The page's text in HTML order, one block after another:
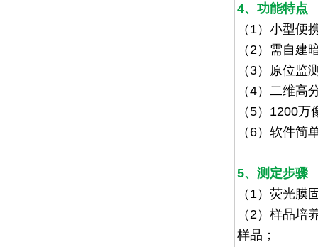
4、功能特点
（ 1 ）小型便
（ 2 ）需自建
（3）原位监
（4） 二维高
（5） 1200万
（ 6）软件简
5、测定步骤
（1） 荧光膜
（2） 样品培
样品；